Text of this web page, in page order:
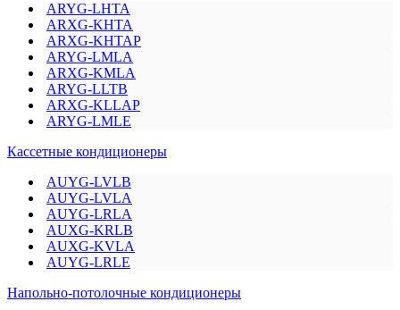
ARYG-LHTA
ARXG-KHTA
ARXG-KHTAP
ARYG-LMLA
ARXG-KMLA
ARYG-LLTB
ARXG-KLLAP
ARYG-LMLE
Кассетные кондиционеры
AUYG-LVLB
AUYG-LVLA
AUYG-LRLA
AUXG-KRLB
AUXG-KVLA
AUYG-LRLE
Напольно-потолочные кондиционеры